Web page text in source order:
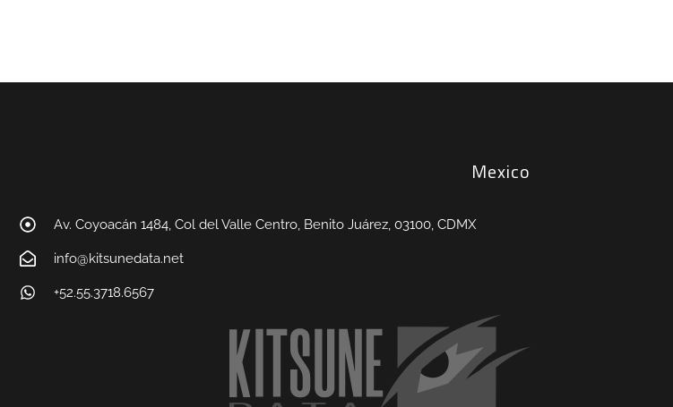
Mexico
Av. Coyoacán 1484, Col del Valle Centro, Benito Juárez, 03100, CDMX
info@kitsunedata.net
+52.55.3718.6567